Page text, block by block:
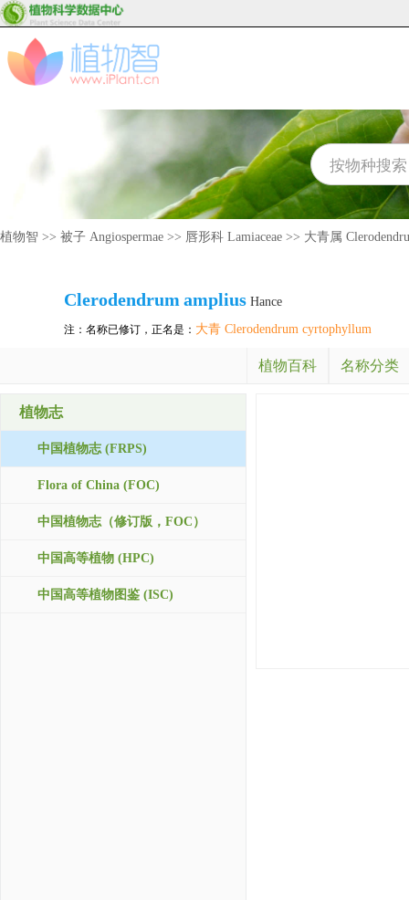
植物智 >> 被子 Angiospermae >> 唇形科 Lamiaceae >> 大青属
Clerodendrum amplius Hance
注：名称已修订，正名是： 大青 Clerodendrum cyrtophyllum
植物百科 名称分类
植物志
中国植物志 (FRPS)
Flora of China (FOC)
中国植物志（修订版，FOC）
中国高等植物 (HPC)
中国高等植物图鉴 (ISC)